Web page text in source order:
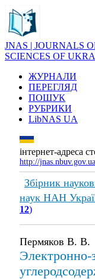
JNAS | JOURNALS
SCIENCES OF
ЖУРНАЛИ
ПЕРЕГЛЯД
ПОШУК
РУБРИКИ
LibNAS UA
інтернет-адреса
http://
Збірник
наук НАН
12)
Пермяков В. В.